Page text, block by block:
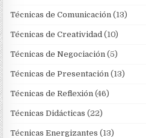
Técnicas de Comunicación (13)
Técnicas de Creatividad (10)
Técnicas de Negociación (5)
Técnicas de Presentación (13)
Técnicas de Reflexión (46)
Técnicas Didácticas (22)
Técnicas Energizantes (13)